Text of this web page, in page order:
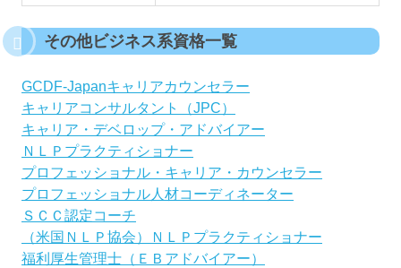
その他ビジネス系資格一覧
GCDF-Japanキャリアカウンセラー
キャリアコンサルタント（JPC）
キャリア・デベロップ・アドバイアー
ＮＬＰプラクティショナー
プロフェッショナル・キャリア・カウンセラー
プロフェッショナル人材コーディネーター
ＳＣＣ認定コーチ
（米国ＮＬＰ協会）ＮＬＰプラクティショナー
福利厚生管理士（ＥＢアドバイアー）